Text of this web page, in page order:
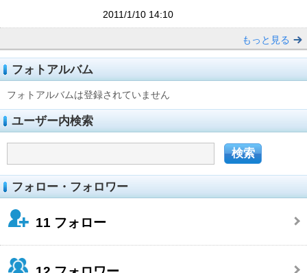
2011/1/10 14:10
もっと見る
フォトアルバム
フォトアルバムは登録されていません
ユーザー内検索
フォロー・フォロワー
11 フォロー